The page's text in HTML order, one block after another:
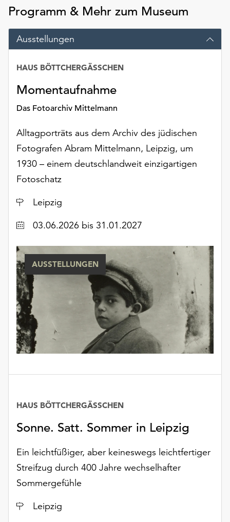
Ihr
Einverständnis
weiterhin
ausgeführt.
Möchten
die
verwendeten
anpassen,
erreichen
Sie
die
Einstellungen
die
Schaltfläche
„Auswählen“.
Informationen
finden
Sie
unserer
Datenschutzerklärung
oder
dem
Impressum
Programm & Mehr zum Museum
Ausstellungen
Momentaufnahme
Das Fotoarchiv Mittelmann
HAUS BÖTTCHERGÄSSCHEN
Alltagporträts aus dem Archiv des jüdischen
Fotografen Abram Mittelmann, Leipzig, um
1930 – einem deutschlandweit einzigartigen
Fotoschatz
Ort
Leipzig
Datum03.06.2026 bis 31.01.2027
AUSSTELLUNGEN
Sonne. Satt. Sommer in Leipzig
HAUS BÖTTCHERGÄSSCHEN
Ein leichtfüßiger, aber keineswegs leichtfertiger
Streifzug durch 400 Jahre wechselhafter
Sommergefühle
Ort
Leipzig